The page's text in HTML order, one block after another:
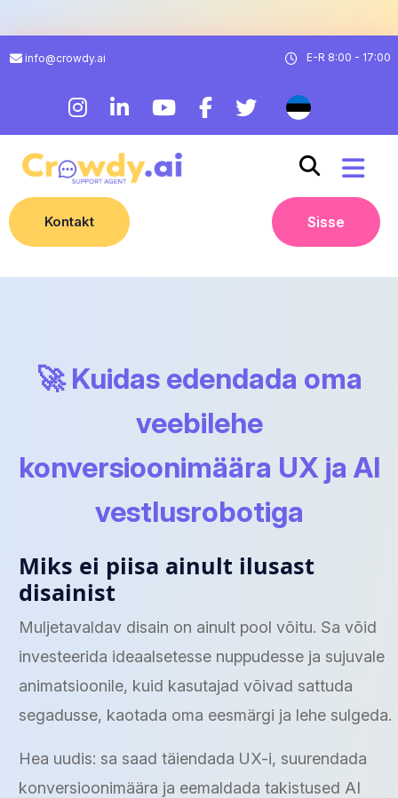
info@crowdy.ai E-R 8:00 - 17:00
Kontakt Sisse
🚀 Kuidas edendada oma
veebilehe
konversioonimäära UX ja AI
vestlusrobotiga
Miks ei piisa ainult ilusast
disainist
Muljetavaldav disain on ainult pool võitu. Sa võid
investeerida ideaalsetesse nuppudesse ja sujuvale
animatsioonile, kuid kasutajad võivad sattuda
segadusse, kaotada oma eesmärgi ja lehe sulgeda.
Hea uudis: sa saad täiendada UX-i, suurendada
konversioonimäära ja eemaldada takistused AI